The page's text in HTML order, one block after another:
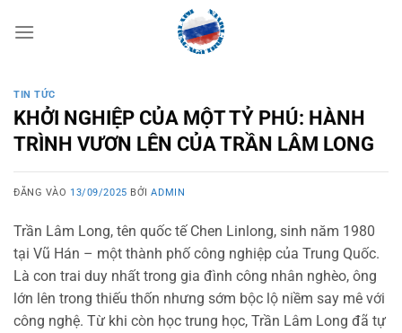
qua
TIN TỨC
KHỞI NGHIỆP CỦA MỘT TỶ PHÚ: HÀNH
TRÌNH VƯƠN LÊN CỦA TRẦN LÂM LONG
ĐĂNG VÀO 13/09/2025 BỞIADMIN
Trần Lâm Long, tên quốc tế Chen Linlong, sinh năm 1980
tại Vũ Hán – một thành phố công nghiệp của Trung Quốc.
Là con trai duy nhất trong gia đình công nhân nghèo, ông
lớn lên trong thiếu thốn nhưng sớm bộc lộ niềm say mê với
công nghệ. Từ khi còn học trung học, Trần Lâm Long đã tự